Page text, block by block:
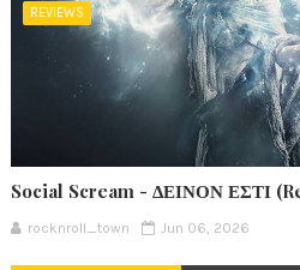
REVIEWS
Social Scream - ΔΕΙΝΟΝ ΕΣΤΙ
rocknroll_town Jun 06, 2026